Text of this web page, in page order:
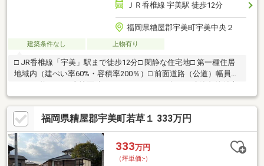
ＪＲ香椎線 宇美駅 徒歩12分
福岡県糟屋郡宇美町宇美中央２
建築条件なし 上物有り
□ JR香椎線「宇美」駅まで徒歩12分□ 閑静な住宅地□ 第一種住居
地域内（建ぺい率60%・容積率200％）□ 前面道路（公道）幅員約
地ではありません。 ⇒お好みのハウスメーカー等で建築可能で
す。
福岡県糟屋郡宇美町若草１ 333万円
333万円
（坪単価:-）